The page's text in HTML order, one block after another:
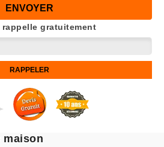
rappelle gratuitement
maison